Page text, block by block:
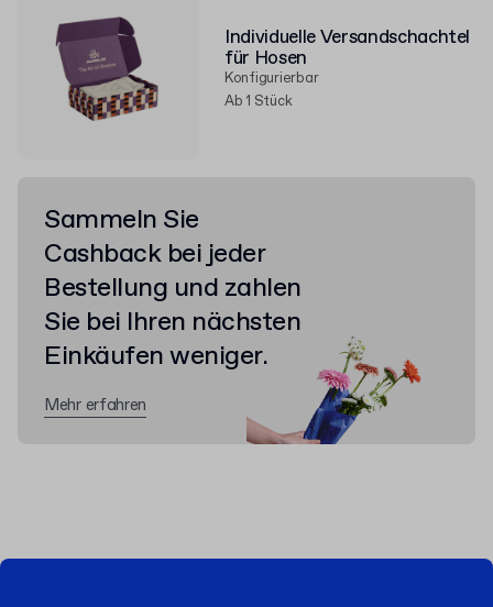
Individuelle Versandschachtel
für Hosen
Konfigurierbar
Ab 1 Stück
Sammeln Sie
Cashback bei jeder
Bestellung und zahlen
Sie bei Ihren nächsten
Einkäufen weniger.
Mehr erfahren